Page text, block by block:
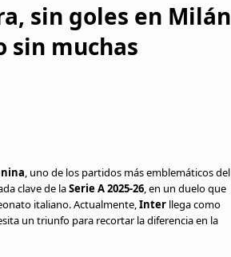
sin goles en Milán
sin muchas
, uno de los partidos más emblemáticos del
clave de laSerie A 2025-26, en un duelo que
italiano. Actualmente,Inter llega como
un triunfo para recortar la diferencia en la